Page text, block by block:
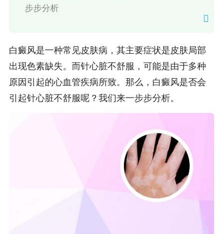
步步分析
白癜风是一种常见皮肤病，其主要症状是皮肤局部
出现色素缺失。而针心脏不舒服，可能是由于多种
原因引起的心血管疾病所致。那么，白癜风是否会
引起针心脏不舒服呢？我们来一步步分析。